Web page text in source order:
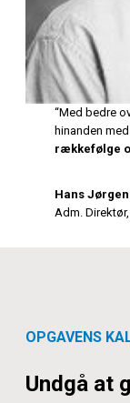
“Med bedre
hinanden
rækkefølge
Hans Jørgen
Adm.
OPGAVENS
Undgå at